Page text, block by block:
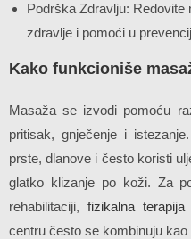
Podrška Zdravlju:
zdravlje i pomoći u
Kako funkcioniše
Masaža se izvodi pomoću
pritisak, gnječenje i
prste, dlanove i često koristi
glatko klizanje po koži. Za
rehabilitaciji, fizikalna terapija
centru često se kombinuju